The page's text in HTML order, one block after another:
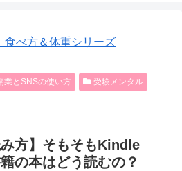
食べ方＆体重シリーズ
業とSNSの使い方
受験メンタル
み方】そもそもKindle
の本はどう読むの？